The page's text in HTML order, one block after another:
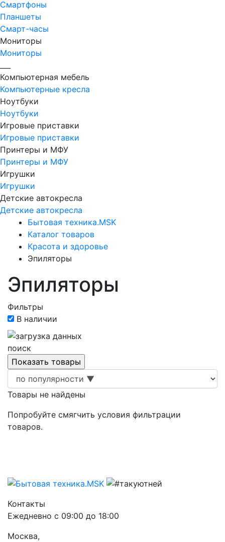
Смартфоны
Планшеты
Смарт-часы
Мониторы
Мониторы
Компьютерная мебель
Компьютерные кресла
Ноутбуки
Ноутбуки
Игровые приставки
Игровые приставки
Принтеры и МФУ
Принтеры и МФУ
Игрушки
Игрушки
Детские автокресла
Детские автокресла
Бытовая техника.MSK
Каталог товаров
Красота и здоровье
Эпиляторы
Эпиляторы
Фильтры
В наличии
поиск
Товары не найдены
Попробуйте смягчить условия фильтрации
товаров.
Контакты
Ежедневно с 09:00 до 18:00
Москва,